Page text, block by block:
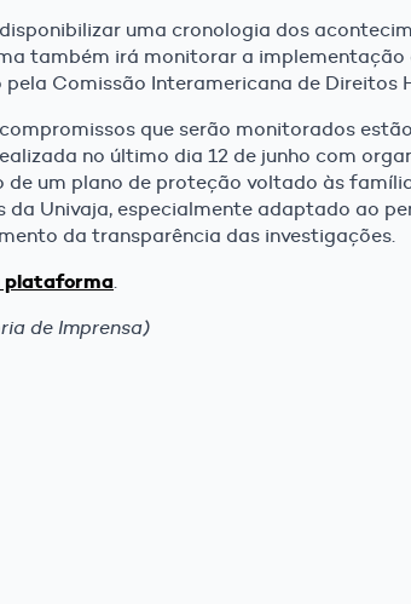
uma cronologia dos
também irá monitorar a implementação
pela Comissão Interamericana de Direitos
que serão monitorados
no último dia 12 de junho com
de um plano de proteção voltado às
da Univaja, especialmente adaptado ao
da transparência das investigações.
plataforma
de Imprensa)